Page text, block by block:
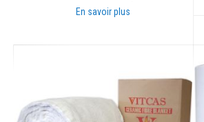
résistants
réfractaires
En savoir plus
Ajouter au panier